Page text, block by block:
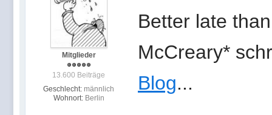
Mitglieder
13.600 Beiträge
Geschlecht: männlich
Wohnort: Berlin
Better late
McCreary*
Blog...